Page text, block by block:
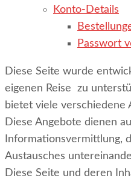
Konto-Details
Passwort
Diese Seite wurde
eigenen Reise zu
bietet viele verschiedene
Diese Angebote dienen
Informationsvermittlung,
Austausches
Diese Seite und deren